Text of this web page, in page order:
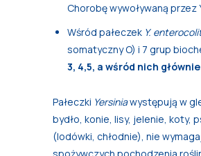
Chorobę wywoływaną przez
Wśród pałeczek Y.
somatyczny O) i 7 grup
3, 4,5, a wśród nich
Pałeczki Yersiniawystępują w
bydło, konie, lisy, jelenie, koty,
(lodówki, chłodnie), nie